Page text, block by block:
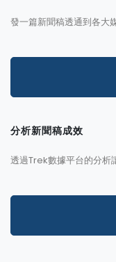
發一篇新聞稿透通到各大
分析新聞稿成效
透過Trek數據平台的分析